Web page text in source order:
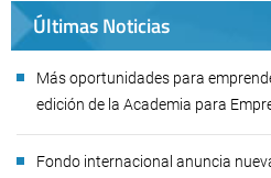
Últimas Noticias
Más oportunidades para
edición de la Academia para
Fondo internacional anuncia